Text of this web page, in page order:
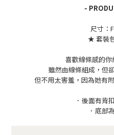
-
尺寸：
★ 套裝
喜歡線條感的
雖然由線條組成，但
但不用太害羞，因為她有
．後面有背
．底部